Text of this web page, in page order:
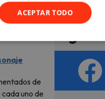
de
uno de
ACEPTAR TODO